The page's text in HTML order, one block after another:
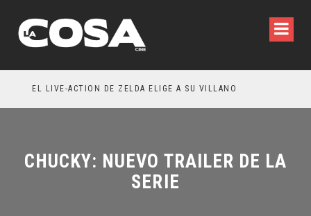
EL LIVE-ACTION DE ZELDA ELIGE A SU VILLANO
CHUCKY: NUEVO TRAILER DE LA
SERIE